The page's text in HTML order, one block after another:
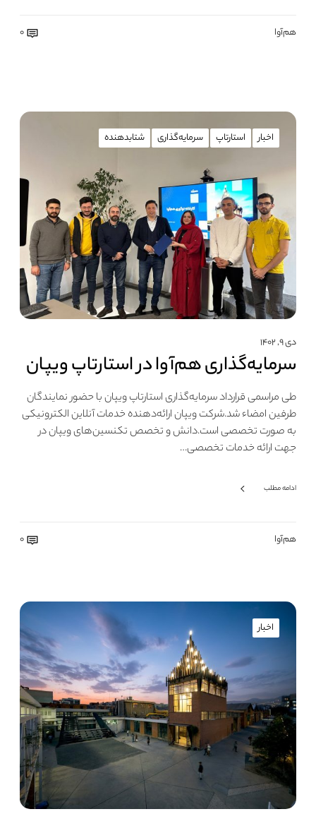
هم‌آوا 0
اخبار استارتاپ سرمایه‌گذاری شتابدهنده
دی ۹, ۱۴۰۲
سرمایه‌گذاری هم‌آوا در استارتاپ ویپان
طی مراسمی قرارداد سرمایه‌گذاری استارتاپ ویپان با حضور نمایندگان
طرفین امضاء شد.شرکت ویپان ارائه‌دهنده خدمات آنلاین الکترونیکی
به صورت تخصصی است.دانش و تخصص تکنسین‌های ویپان در
جهت ارائه خدمات تخصصی…
ادامه مطلب
هم‌آوا 0
اخبار